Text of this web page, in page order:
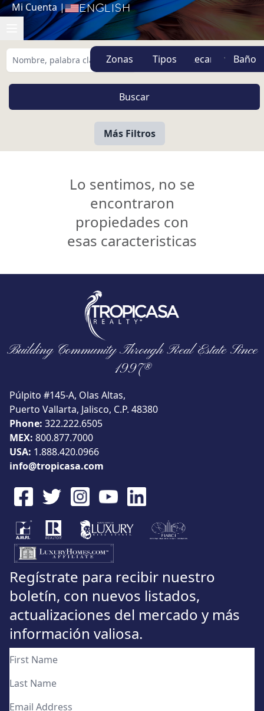
Mi Cuenta | English
Zonas Tipos
Más Filtros
Vista
Pie de Playa Buscar usando: Menor Precio Primero
Lo sentimos, no se
encontraron
propiedades con
esas caracteristicas
Building Community Through Real Estate Since
1997®
Púlpito #145-A, Olas Altas,
Puerto Vallarta, Jalisco, C.P. 48380
Phone: 322.222.6505
MEX: 800.877.7000
USA: 1.888.420.0966
info@tropicasa.com
Regístrate para recibir nuestro
boletín, con nuevos listados,
actualizaciones del mercado y más
información valiosa.